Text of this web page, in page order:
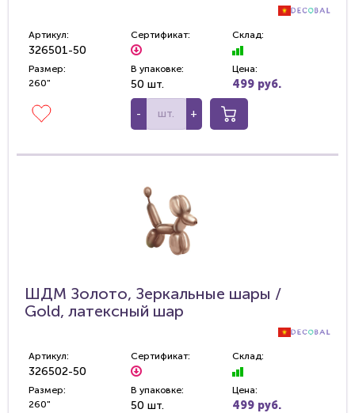
Артикул:
326501-50
Сертификат: Склад:
Размер:
260"
В упаковке:
50 шт.
Цена:
499 руб.
- +
ШДМ Золото, Зеркальные шары /
Gold, латексный шар
Артикул:
326502-50
Сертификат: Склад:
Размер:
260"
В упаковке:
50 шт.
Цена:
499 руб.